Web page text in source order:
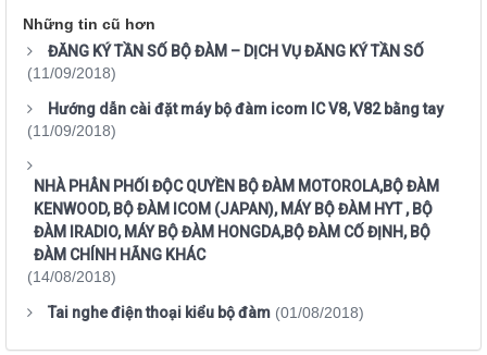
Những tin cũ hơn
ĐĂNG KÝ TẦN SỐ BỘ ĐÀM – DỊCH VỤ ĐĂNG KÝ TẦN SỐ
(11/09/2018)
Hướng dẫn cài đặt máy bộ đàm icom IC V8, V82 bằng tay
(11/09/2018)
NHÀ PHÂN PHỐI ĐỘC QUYỀN BỘ ĐÀM MOTOROLA,BỘ ĐÀM
KENWOOD, BỘ ĐÀM ICOM (JAPAN), MÁY BỘ ĐÀM HYT , BỘ
ĐÀM IRADIO, MÁY BỘ ĐÀM HONGDA,BỘ ĐÀM CỐ ĐỊNH, BỘ
ĐÀM CHÍNH HÃNG KHÁC
(14/08/2018)
Tai nghe điện thoại kiểu bộ đàm (01/08/2018)